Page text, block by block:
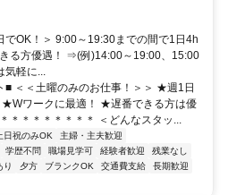
西線/東葉高速線 落合（東京都）2b口
東中野駅スグ！アトレ直結です◎
でOK！＞ 9:00～19:30までの間で1日4h
る方優遇！ ⇒(例)14:00～19:00、15:00
気軽に...
■ ＜＜土曜のみのお仕事！＞＞ ★週1日
ワークに最適！ ★遅番できる方は優
＊＊＊＊＊＊＊＊ ＜どんなスタッ...
日祝のみOK
主婦・主夫歓迎
学歴不問 職場見学可 経験者歓迎
残業なし
り 夕方 ブランクOK 交通費支給
長期歓迎